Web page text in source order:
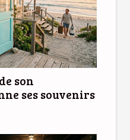
son
ses souvenirs